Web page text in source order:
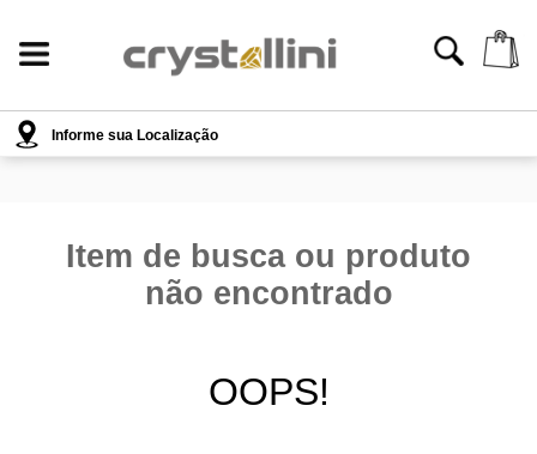
Informe sua Localização
Item de busca ou produto
não encontrado
OOPS!